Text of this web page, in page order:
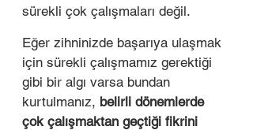
sürekli çok çalışmaları değil.
Eğer zihninizde başarıya ulaşmak
için sürekli çalışmamız gerektiği
gibi bir algı varsa bundan
kurtulmanız, belirli dönemlerde
çok çalışmaktan geçtiği fikrini